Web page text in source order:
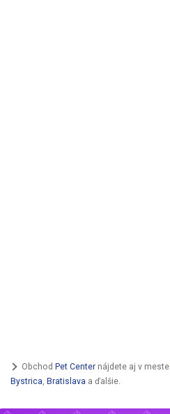
Obchod Pet Center nájdete aj v meste
Bystrica Bratislava a ďalšie.